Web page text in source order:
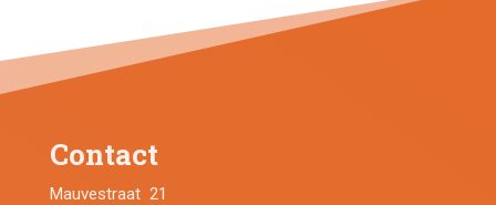
Contact
Mauvestraat 21